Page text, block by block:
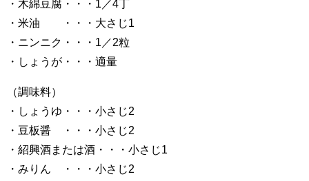
・木綿豆腐・・・1／4丁
・米油 ・・・大さじ1
・ニンニク・・・1／2粒
・しょうが・・・適量
（調味料）
・しょうゆ・・・小さじ2
・豆板醤 ・・・小さじ2
・紹興酒または酒・・・小さじ1
・みりん ・・・小さじ2